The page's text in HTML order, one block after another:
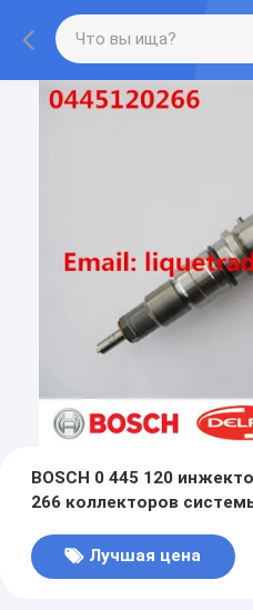
BOSCH 0 445 120
266 коллекторов
Лучшая цена